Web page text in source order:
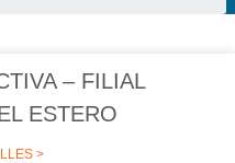
– FILIAL
ESTERO
>